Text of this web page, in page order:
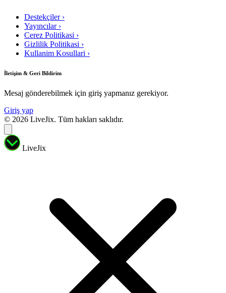
Destekçiler ›
Yayıncılar ›
Cerez Politikasi ›
Gizlilik Politikasi ›
Kullanim Kosullari ›
İletişim & Geri Bildirim
Mesaj gönderebilmek için giriş yapmanız gerekiyor.
Giriş yap
© 2026 LiveJix. Tüm hakları saklıdır.
LiveJix